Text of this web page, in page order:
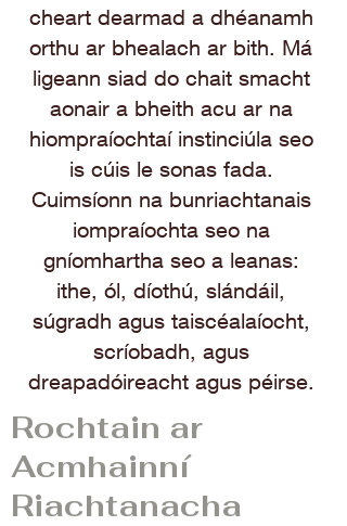
cheart dearmad a dhéanamh
orthu ar bhealach ar bith. Má
ligeann siad do chait smacht
aonair a bheith acu ar na
hiompraíochtaí instinciúla seo
is cúis le sonas fada.
Cuimsíonn na bunriachtanais
iompraíochta seo na
gníomhartha seo a leanas:
ithe, ól, díothú, slándáil,
súgradh agus taiscéalaíocht,
scríobadh, agus
dreapadóireacht agus péirse.
Rochtain ar
Acmhainní
Riachtanacha